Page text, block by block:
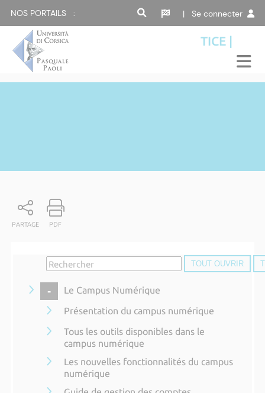
NOS PORTAILS : | Se connecter
TICE |
PARTAGE PDF
TOUT OUVRIR
COLLAPSE
Le Campus Numérique
Présentation du campus numérique
Tous les outils disponibles dans le
campus numérique
Les nouvelles fonctionnalités du campus
numérique